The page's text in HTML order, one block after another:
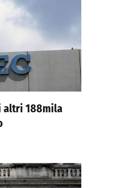
altri 188mila